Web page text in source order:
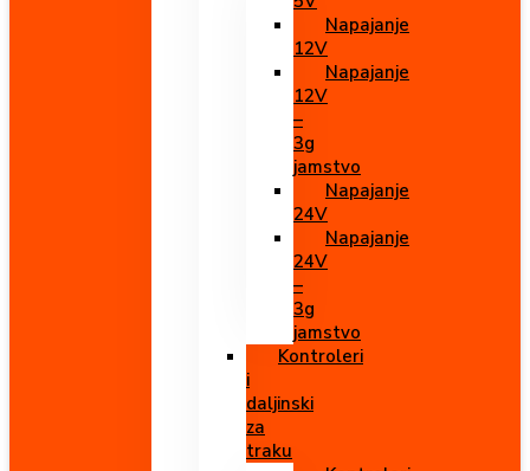
Napajanje
12V
Napajanje
12V
–
3g
jamstvo
Napajanje
24V
Napajanje
24V
–
3g
jamstvo
Kontroleri
i
daljinski
za
traku